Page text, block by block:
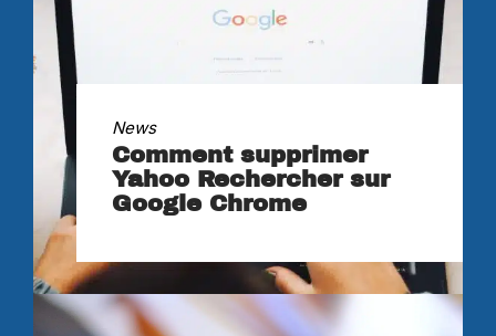
News
Comment supprimer
Yahoo Rechercher sur
Google Chrome